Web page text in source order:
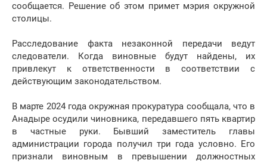
сообщается. Решение об этом примет мэрия окружной
столицы.
Расследование факта незаконной передачи ведут
следователи. Когда виновные будут найдены, их
привлекут к ответственности в соответствии с
действующим законодательством.
В марте 2024 года окружная прокуратура сообщала, что в
Анадыре осудили чиновника, передавшего пять квартир
в частные руки. Бывший заместитель главы
администрации города получил три года условно. Его
признали виновным в превышении должностных